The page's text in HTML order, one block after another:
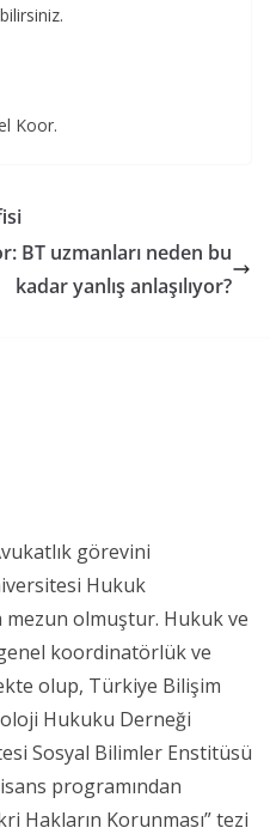
Koor.
BT uzmanları neden bu
kadar yanlış anlaşılıyor?
görevini
Hukuk
mezun olmuştur. Hukuk ve
koordinatörlük ve
olup, Türkiye Bilişim
Hukuku Derneği
Sosyal Bilimler Enstitüsü
programından
Hakların Korunması” tezi